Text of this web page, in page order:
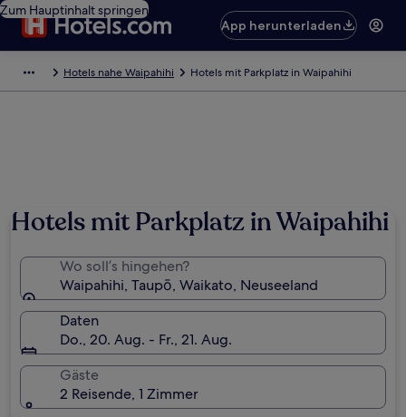
Zum Hauptinhalt springen
App herunterladen
Hotels nahe Waipahihi Hotels mit Parkplatz in Waipahihi
Hotels mit Parkplatz in Waipahihi
Wo soll’s hingehen?
Waipahihi, Taupō, Waikato, Neuseeland
Daten
Do., 20. Aug. - Fr., 21. Aug.
Gäste
2 Reisende, 1 Zimmer